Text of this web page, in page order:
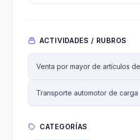
ACTIVIDADES / RUBROS
Venta por mayor de artículos
Transporte automotor de carga
CATEGORÍAS